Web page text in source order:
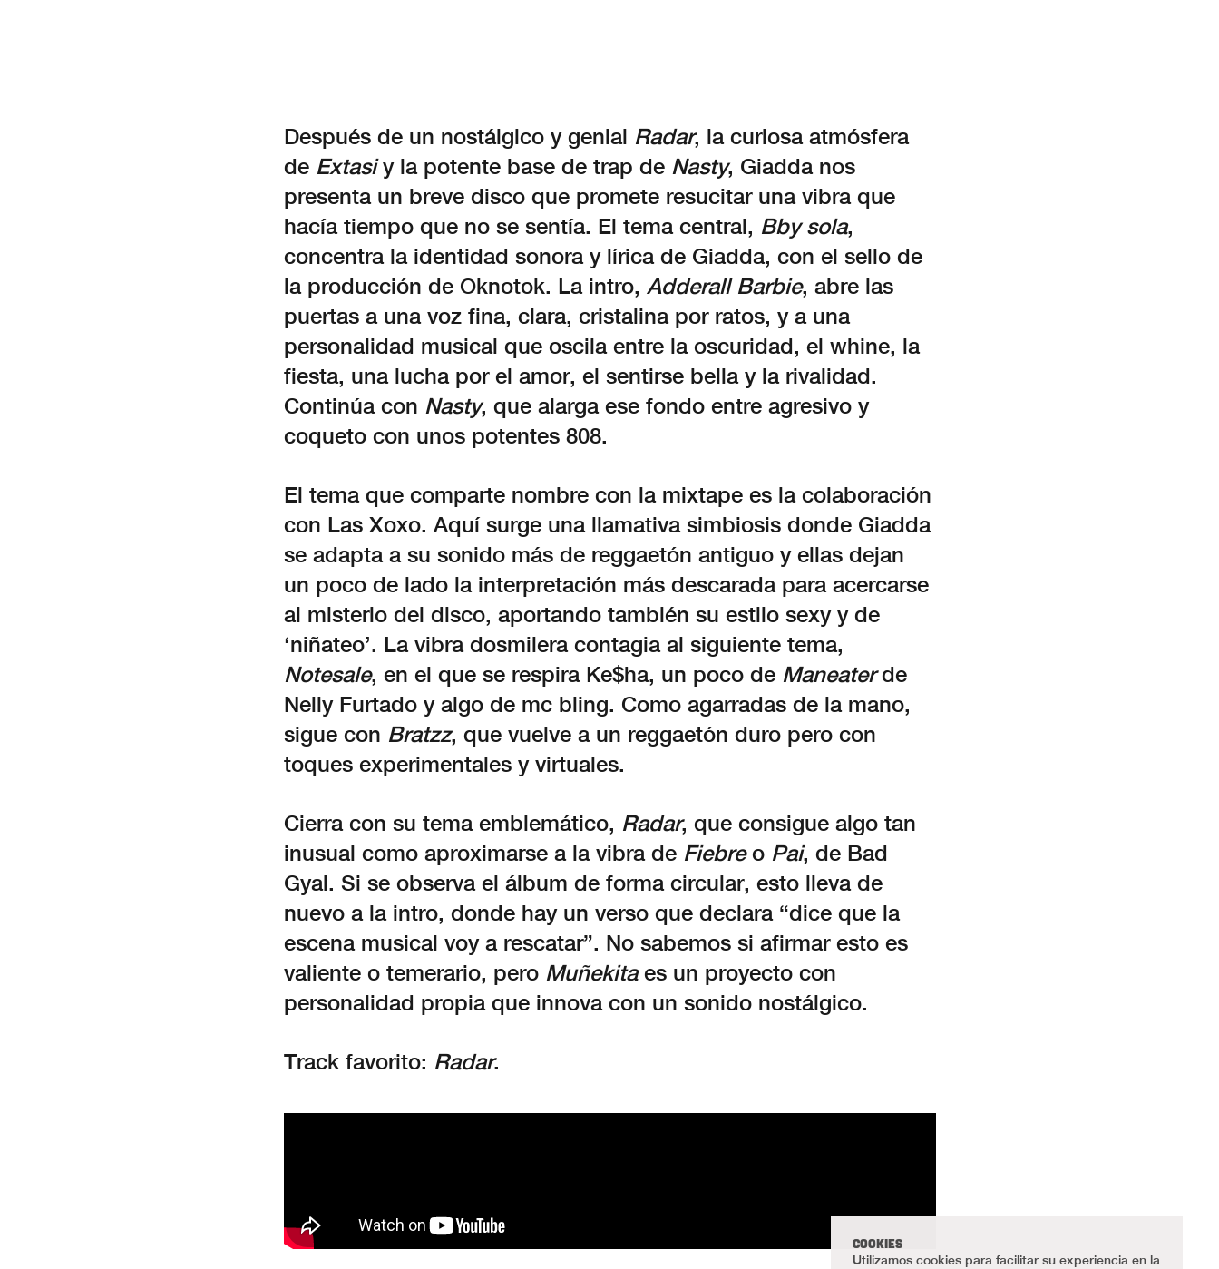
Después de un nostálgico y genial Radar, la curiosa atmósfera
de Extasiy la potente base de trap de Nasty, Giadda nos
presenta un breve disco que promete resucitar una vibra que
hacía tiempo que no se sentía. El tema central, Bby sola,
concentra la identidad sonora y lírica de Giadda, con el sello de
la producción de Oknotok. La intro, Adderall Barbie, abre las
puertas a una voz fina, clara, cristalina por ratos, y a una
personalidad musical que oscila entre la oscuridad, el whine, la
fiesta, una lucha por el amor, el sentirse bella y la rivalidad.
Continúa con Nasty, que alarga ese fondo entre agresivo y
coqueto con unos potentes 808.
El tema que comparte nombre con la mixtape es la colaboración
con Las Xoxo. Aquí surge una llamativa simbiosis donde Giadda
se adapta a su sonido más de reggaetón antiguo y ellas dejan
un poco de lado la interpretación más descarada para acercarse
al misterio del disco, aportando también su estilo sexy y de
‘niñateo’. La vibra dosmilera contagia al siguiente tema,
Notesale, en el que se respira Ke$ha, un poco de Maneaterde
Nelly Furtado y algo de mc bling. Como agarradas de la mano,
sigue con Bratzz, que vuelve a un reggaetón duro pero con
toques experimentales y virtuales.
Cierra con su tema emblemático, Radar, que consigue algo tan
inusual como aproximarse a la vibra de Fiebreo Pai, de Bad
Gyal. Si se observa el álbum de forma circular, esto lleva de
nuevo a la intro, donde hay un verso que declara “dice que la
escena musical voy a rescatar”. No sabemos si afirmar esto es
valiente o temerario, pero Muñekitaes un proyecto con
personalidad propia que innova con un sonido nostálgico.
Track favorito: Radar.
COOKIES
Utilizamos cookies para facilitar su experiencia en la